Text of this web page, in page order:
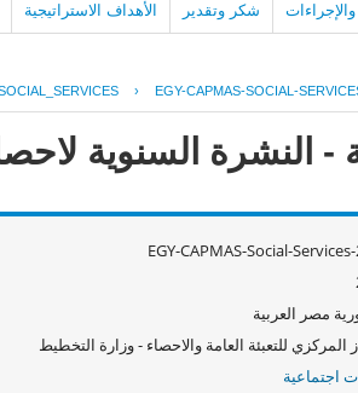
شكر وتقدير الأهداف الاستراتيجية
› EGY-CAPMAS-SOCIAL-
السنوية
EGY-CAPMAS-Social-
مصر العربية
المركزي للتعبئة العامة والاحصاء - وزارة التخطيط
اجتماعية